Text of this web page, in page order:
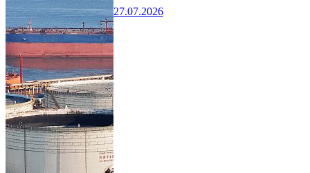
27.07.2026